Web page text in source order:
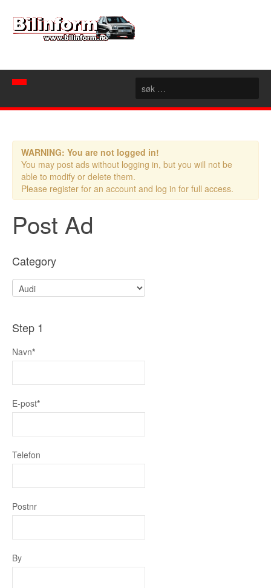
Spør mekanikeren
Nyheter
Artikler
Motorsport
Nyttige sider
Akershus
Aust Agder
Buskerud
Finnmark
Hedmark
Hordaland
Møre og Romsdal
Nordland
Oppland
Rubrikk
Forum
WARNING: You are not logged in!
You may post ads without logging in, but you will not be
able to modify or delete them.
Please register for an account and log in for full access.
Post Ad
Category
Step 1
Navn*
E-post*
Telefon
Postnr
By